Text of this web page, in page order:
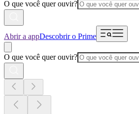
O que você quer ouvir?
Abrir a appDescobrir o Prime
O que você quer ouvir?